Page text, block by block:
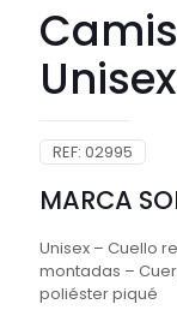
REF: 02995
MARCA
Unisex – Cuello
montadas –
poliéster piqué